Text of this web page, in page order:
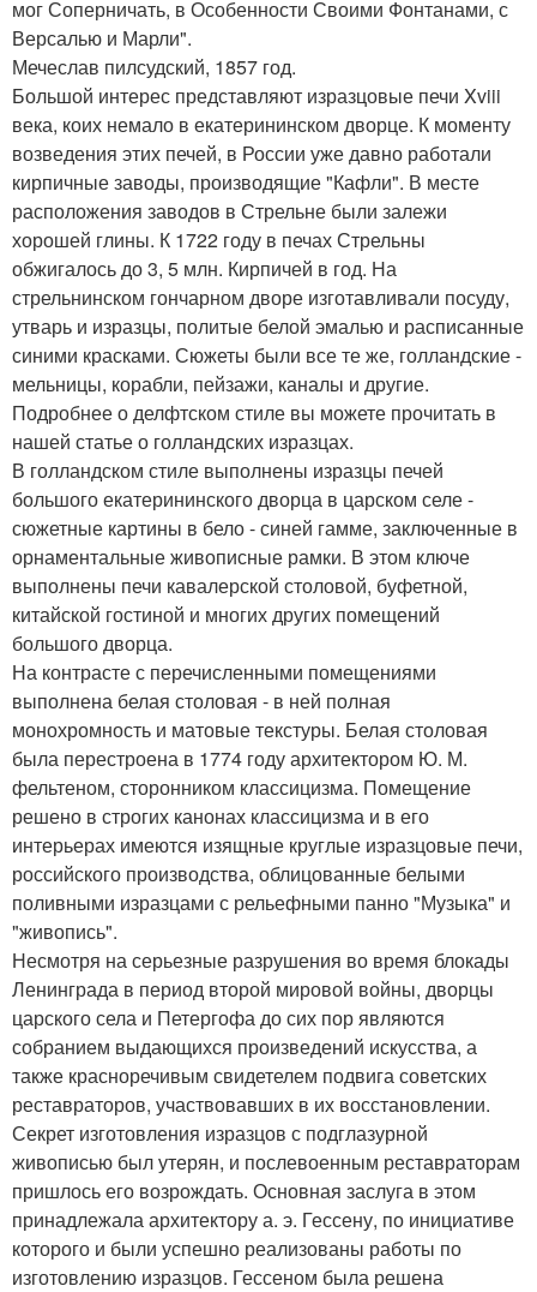
мог Соперничать, в Особенности Своими Фонтанами, с
Версалью и Марли".
Мечеслав пилсудский, 1857 год.
Большой интерес представляют изразцовые печи Xviii
века, коих немало в екатерининском дворце. К моменту
возведения этих печей, в России уже давно работали
кирпичные заводы, производящие "Кафли". В месте
расположения заводов в Стрельне были залежи
хорошей глины. К 1722 году в печах Стрельны
обжигалось до 3, 5 млн. Кирпичей в год. На
стрельнинском гончарном дворе изготавливали посуду,
утварь и изразцы, политые белой эмалью и расписанные
синими красками. Сюжеты были все те же, голландские -
мельницы, корабли, пейзажи, каналы и другие.
Подробнее о делфтском стиле вы можете прочитать в
нашей статье о голландских изразцах.
В голландском стиле выполнены изразцы печей
большого екатерининского дворца в царском селе -
сюжетные картины в бело - синей гамме, заключенные в
орнаментальные живописные рамки. В этом ключе
выполнены печи кавалерской столовой, буфетной,
китайской гостиной и многих других помещений
большого дворца.
На контрасте с перечисленными помещениями
выполнена белая столовая - в ней полная
монохромность и матовые текстуры. Белая столовая
была перестроена в 1774 году архитектором Ю. М.
фельтеном, сторонником классицизма. Помещение
решено в строгих канонах классицизма и в его
интерьерах имеются изящные круглые изразцовые печи,
российского производства, облицованные белыми
поливными изразцами с рельефными панно "Музыка" и
"живопись".
Несмотря на серьезные разрушения во время блокады
Ленинграда в период второй мировой войны, дворцы
царского села и Петергофа до сих пор являются
собранием выдающихся произведений искусства, а
также красноречивым свидетелем подвига советских
реставраторов, участвовавших в их восстановлении.
Секрет изготовления изразцов с подглазурной
живописью был утерян, и послевоенным реставраторам
пришлось его возрождать. Основная заслуга в этом
принадлежала архитектору а. э. Гессену, по инициативе
которого и были успешно реализованы работы по
изготовлению изразцов. Гессеном была решена